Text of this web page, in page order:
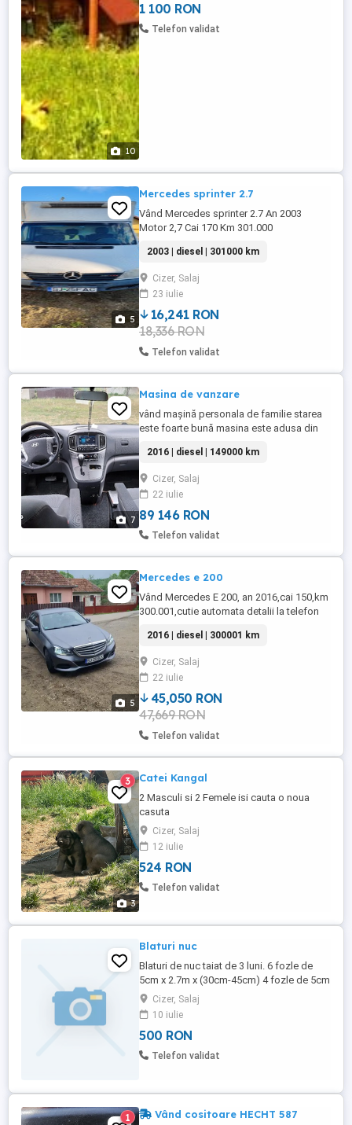
10
sportiv, .. Plus parcare in curte Pentru
detalii puteti suna la nr. de tel. Va ...
1 100 RON
Telefon validat
5
Mercedes sprinter 2.7
Vând Mercedes sprinter 2.7 An 2003
Motor 2,7 Cai 170 Km 301.000
2003 | diesel | 301000 km
Cizer, Salaj
23 iulie
16,241 RON
18,336 RON
Telefon validat
7
Masina de vanzare
vând mașină personala de familie starea
este foarte bună masina este adusa din
acte la zi prețu este in euro negociabil
17000
2016 | diesel | 149000 km
Cizer, Salaj
22 iulie
89 146 RON
Telefon validat
5
Mercedes e 200
Vând Mercedes E 200, an 2016,cai 150,km
300.001,cutie automata detalii la telefon
2016 | diesel | 300001 km
Cizer, Salaj
22 iulie
45,050 RON
47,669 RON
Telefon validat
3
3 Catei Kangal
2 Masculi si 2 Femele isi cauta o noua
casuta
Cizer, Salaj
12 iulie
524 RON
Telefon validat
Blaturi nuc
Blaturi de nuc taiat de 3 luni. 6 fozle de
5cm x 2.7m x (30cm-45cm) 4 fozle de 5cm
x 3.2m x (25cm-35cm) 5 bucati mai mici de
5cm 10cm de lungime 1m 1.5m 500 lei
bucata sau 4500 lei tot Nu asigur
transport.
Cizer, Salaj
10 iulie
500 RON
Telefon validat
1 Vând cositoare HECHT 587